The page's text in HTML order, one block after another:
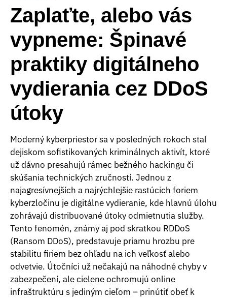
Zaplaťte, alebo vás
vypneme: Špinavé
praktiky digitálneho
vydierania cez DDoS
útoky
Moderný kyberpriestor sa v posledných rokoch stal
dejiskom sofistikovaných kriminálnych aktivít, ktoré
už dávno presahujú rámec bežného hackingu či
skúšania technických zručností. Jednou z
najagresívnejších a najrýchlejšie rastúcich foriem
kyberzločinu je digitálne vydieranie, kde hlavnú úlohu
zohrávajú distribuované útoky odmietnutia služby.
Tento fenomén, známy aj pod skratkou RDDoS
(Ransom DDoS), predstavuje priamu hrozbu pre
stabilitu firiem bez ohľadu na ich veľkosť alebo
odvetvie. Útočníci už nečakajú na náhodné chyby v
zabezpečení, ale cielene ochromujú online
infraštruktúru s jediným cieľom – prinútiť obeť k